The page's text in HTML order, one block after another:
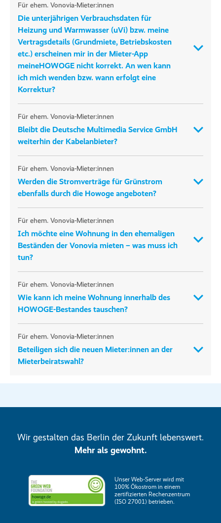
Für ehem. Vonovia-Mieter:innen
Die unterjährigen Verbrauchsdaten für
Heizung und Warmwasser (uVi) bzw. meine
Vertragsdetails (Grundmiete, Betriebskosten
etc.) erscheinen mir in der Mieter-App
meineHOWOGE nicht korrekt. An wen kann
ich mich wenden bzw. wann erfolgt eine
Korrektur?
Für ehem. Vonovia-Mieter:innen
Bleibt die Deutsche Multimedia Service GmbH
weiterhin der Kabelanbieter?
Für ehem. Vonovia-Mieter:innen
Werden die Stromverträge für Grünstrom
ebenfalls durch die Howoge angeboten?
Für ehem. Vonovia-Mieter:innen
Ich möchte eine Wohnung in den ehemaligen
Beständen der Vonovia mieten – was muss ich
tun?
Für ehem. Vonovia-Mieter:innen
Wie kann ich meine Wohnung innerhalb des
HOWOGE-Bestandes tauschen?
Für ehem. Vonovia-Mieter:innen
Beteiligen sich die neuen Mieter:innen an der
Mieterbeiratswahl?
Wir gestalten das Berlin der Zukunft lebenswert.
Mehr als gewohnt.
Unser Web-Server wird mit
100% Ökostrom in einem
zertifizierten Rechenzentrum
(ISO 27001) betrieben.